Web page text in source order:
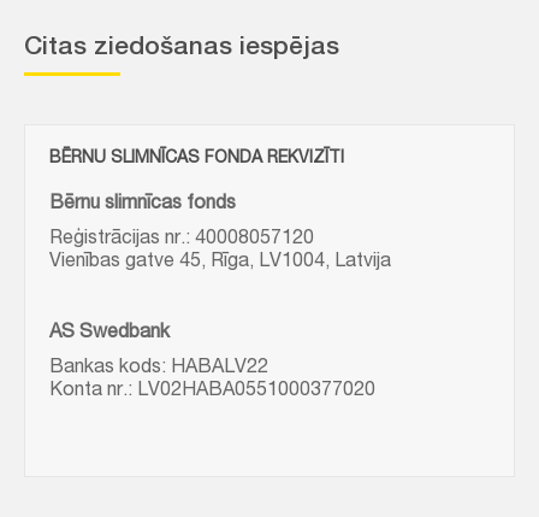
Citas ziedošanas iespējas
BĒRNU SLIMNĪCAS FONDA REKVIZĪTI
Bērnu slimnīcas fonds
Reģistrācijas nr.: 40008057120
Vienības gatve 45, Rīga, LV1004, Latvija
AS Swedbank
Bankas kods: HABALV22
Konta nr.: LV02HABA0551000377020